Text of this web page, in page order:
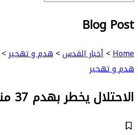
Blog Post
Home
>أخبار القدس>هدم و تهجير>
هدم و تهجير
الاحتلال يخطر بهدم 37 منزلاً في سلوان